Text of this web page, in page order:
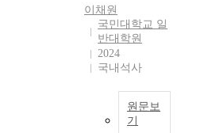
이채원
국민대학교 일
반대학원
2024
국내석사
원문보
기